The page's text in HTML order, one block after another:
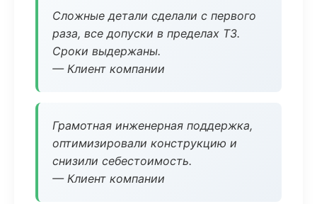
Сложные детали сделали с первого
раза, все допуски в пределах ТЗ.
Сроки выдержаны.
— Клиент компании
Грамотная инженерная поддержка,
оптимизировали конструкцию и
снизили себестоимость.
— Клиент компании